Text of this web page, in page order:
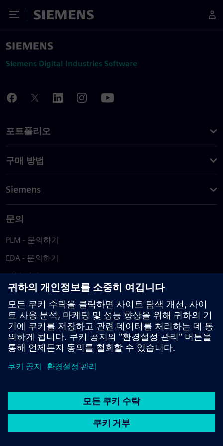
Toggle Menu
Siemens
Siemens Digital Industries Software
포트폴리오
구매 방법
Siemens
문의
PLM - 문의하기
EDA - 문의하기
각국 지사
지원 센터
피드백 제공
저작권침해 보고
© Siemens
2026
고발